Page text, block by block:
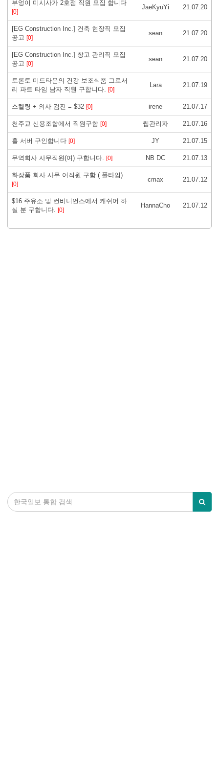
부엉이 미시사가 2호점 직원 모집 합니다
[0]
JaeKyuYi 21.07.20
[EG Construction Inc.] 건축 현장직 모집
공고 [0]
sean 21.07.20
[EG Construction Inc.] 창고 관리직 모집
공고 [0]
sean 21.07.20
토론토 미드타운의 건강 보조식품 그로서
리 파트 타임 남자 직원 구합니다. [0]
Lara 21.07.19
스켈링 + 의사 검진 = $32 [0] irene 21.07.17
천주교 신용조합에서 직원구함 [0] 웹관리자 21.07.16
홀 서버 구인합니다 [0] JY 21.07.15
무역회사 사무직원(여) 구합니다. [0] NB DC 21.07.13
화장품 회사 사무 여직원 구함 ( 풀타임)
[0]
cmax 21.07.12
$16 주유소 및 컨비니언스에서 캐쉬어 하
실 분 구합니다. [0]
HannaCho 21.07.12